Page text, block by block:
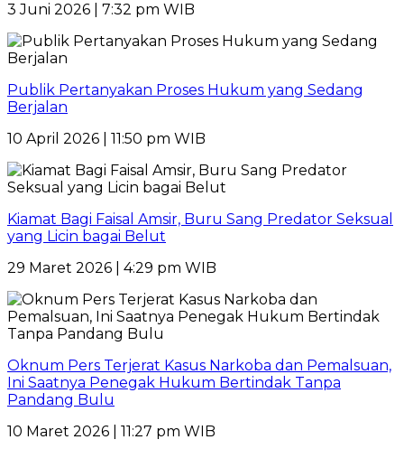
3 Juni 2026 | 7:32 pm WIB
Publik Pertanyakan Proses Hukum yang Sedang
Berjalan
10 April 2026 | 11:50 pm WIB
Kiamat Bagi Faisal Amsir, Buru Sang Predator Seksual
yang Licin bagai Belut
29 Maret 2026 | 4:29 pm WIB
Oknum Pers Terjerat Kasus Narkoba dan Pemalsuan,
Ini Saatnya Penegak Hukum Bertindak Tanpa
Pandang Bulu
10 Maret 2026 | 11:27 pm WIB